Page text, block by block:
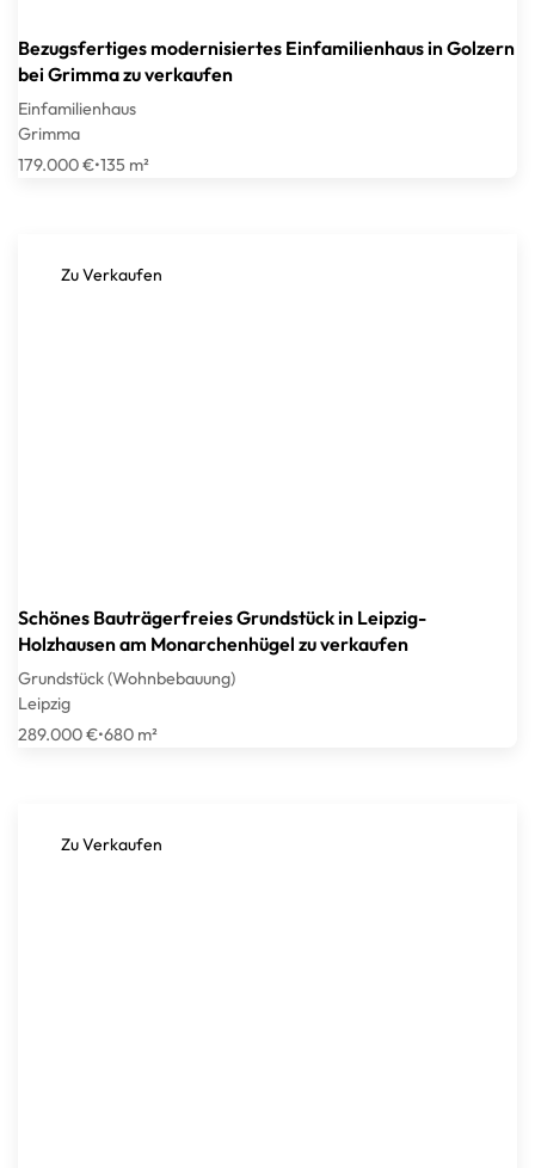
Bezugsfertiges modernisiertes Einfamilienhaus in Golzern
bei Grimma zu verkaufen
Einfamilienhaus
Grimma
179.000 €•135 m²
Zu Verkaufen
Schönes Bauträgerfreies Grundstück in Leipzig-
Holzhausen am Monarchenhügel zu verkaufen
Grundstück (Wohnbebauung)
Leipzig
289.000 €•680 m²
Zu Verkaufen